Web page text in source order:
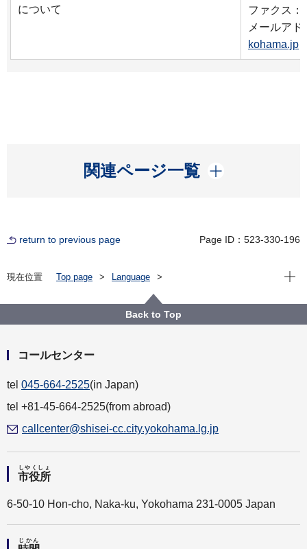
について
ファクス：
メールア
kohama.jp
関連ページ一覧
開く
return to previous page Page ID：523-330-196
現在位置 Top page
Language
やさしい日本語
こども を そだてる
小学生（しょうがくせい） が じゅぎょう が おわった
後（あと） に すごすところ
Open
Back to Top
コールセンター
tel 045-664-2525(in Japan)
tel +81-45-664-2525(from abroad)
callcenter@shisei-cc.city.yokohama.lg.jp
市役所
しやくしょ
6-50-10 Hon-cho, Naka-ku, Yokohama 231-0005 Japan
じかん